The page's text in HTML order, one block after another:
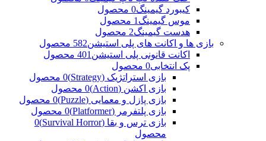
کیبورد گیمینگ0 محصول
موس گیمینگ1 محصول
هدست گیمینگ2 محصول
بازی ها و اکانت های پلی استیشن582 محصول
اکانت قانونی پلی استیشن401 محصول
پک انتخابی0 محصول
بازی استراتژیک (Strategy)
0 محصول
بازی اکشن (Action)
0 محصول
بازی پازل و معمایی (Puzzle)
0 محصول
بازی پلتفرمر (Platformer)
0 محصول
بازی ترس و بقا (Survival Horror)
0
محصول